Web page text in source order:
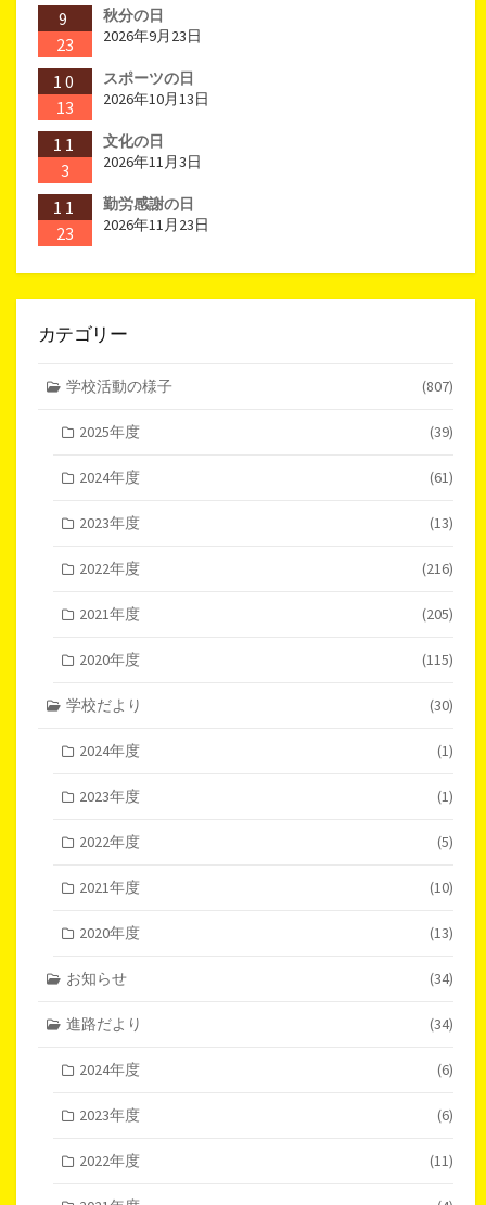
9
23
秋分の日
2026年9月23日
10
13
スポーツの日
2026年10月13日
11
3
文化の日
2026年11月3日
11
23
勤労感謝の日
2026年11月23日
カテゴリー
学校活動の様子 (807)
2025年度 (39)
2024年度 (61)
2023年度 (13)
2022年度 (216)
2021年度 (205)
2020年度 (115)
学校だより (30)
2024年度 (1)
2023年度 (1)
2022年度 (5)
2021年度 (10)
2020年度 (13)
お知らせ (34)
進路だより (34)
2024年度 (6)
2023年度 (6)
2022年度 (11)